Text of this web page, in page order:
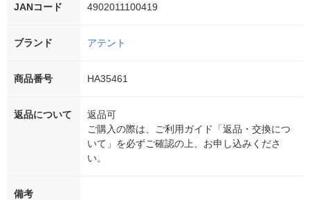
JANコード 4902011100419
ブランド アテント
商品番号 HA35461
返品について
返品可
ご購入の際は、ご利用ガイド「返品・交換につ
いて」を必ずご確認の上、お申し込みくださ
い。
備考